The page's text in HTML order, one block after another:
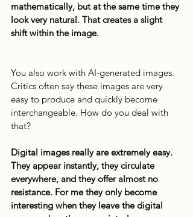
mathematically, but at the same time they
look very natural. That creates a slight
shift within the image.
You also work with AI-generated images.
Critics often say these images are very
easy to produce and quickly become
interchangeable. How do you deal with
that?
Digital images really are extremely easy.
They appear instantly, they circulate
everywhere, and they offer almost no
resistance. For me they only become
interesting when they leave the digital